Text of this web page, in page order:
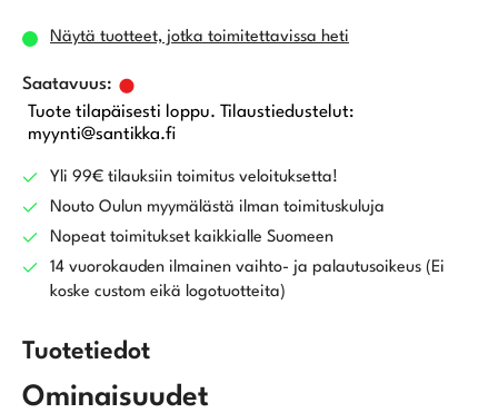
Näytä tuotteet, jotka toimitettavissa heti
Tuote tilapäisesti loppu. Tilaustiedustelut:
myynti@santikka.fi
Yli 99€ tilauksiin toimitus veloituksetta!
Nouto Oulun myymälästä ilman toimituskuluja
Nopeat toimitukset kaikkialle Suomeen
14 vuorokauden ilmainen vaihto- ja palautusoikeus (Ei
koske custom eikä logotuotteita)
Tuotetiedot
Ominaisuudet